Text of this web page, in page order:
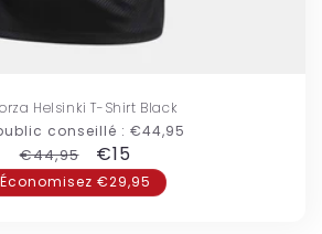
Helsinki T-Shirt Black
conseillé : €44,95
Prix
habituel
€44,95
Prix
promotionnel
€15
Économisez €29,95